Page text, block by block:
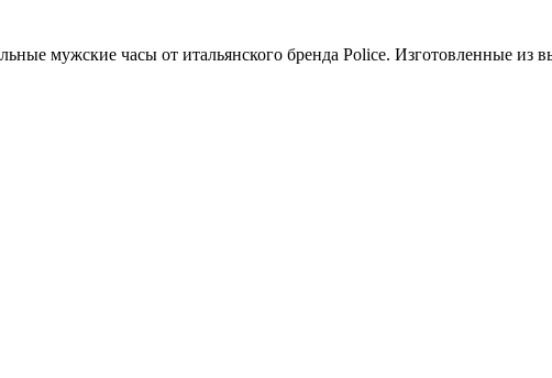
мужские часы от итальянского бренда Police. Изготовленные из